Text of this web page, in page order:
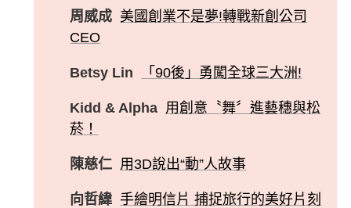
周威成 美國創業不是夢!轉戰新創公司
CEO
Betsy Lin 「90後」勇闖全球三大洲!
Kidd & Alpha 用創意〝舞〞進藝穗與松
菸！
陳慈仁 用3D說出“動”人故事
向哲緯 手繪明信片 捕捉旅行的美好片刻